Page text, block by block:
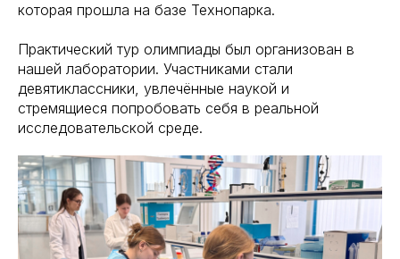
которая прошла на базе Технопарка.
Практический тур олимпиады был организован в
нашей лаборатории. Участниками стали
девятиклассники, увлечённые наукой и
стремящиеся попробовать себя в реальной
исследовательской среде.